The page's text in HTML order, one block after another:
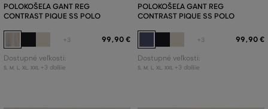
POLOKOŠEĽA GANT REG
CONTRAST PIQUE SS POLO
+3 99,90 €
Dostupné veľkosti:
S, M L XL XXL +3 ďalšie
POLOKOŠEĽA GANT REG
CONTRAST PIQUE SS POLO
+3 99,90 €
Dostupné veľkosti:
S, M L XL XXL +3 ďalšie